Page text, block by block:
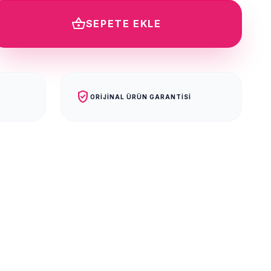
shopping_basketSEPETE EKLE
verified_user ORIJINAL ÜRÜN GARANTISI